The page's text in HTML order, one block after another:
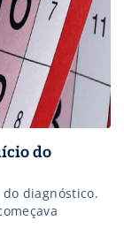
do
diagnóstico.